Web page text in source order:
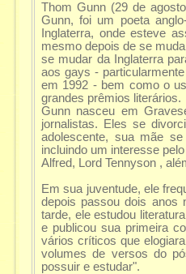
Thom Gunn (29 de
Gunn, foi um poeta
Inglaterra, onde esteve
mesmo depois de se
se mudar da Inglaterra
aos gays -
em 1992 - bem como o
grandes prêmios literários.
Gunn nasceu em
jornalistas. Eles se
adolescente, sua mãe
incluindo um interesse
Alfred, Lord Tennyson ,
Em sua juventude, ele
depois passou dois anos
tarde, ele estudou
e publicou sua primeira
vários críticos que
volumes de versos do
possuir e estudar".